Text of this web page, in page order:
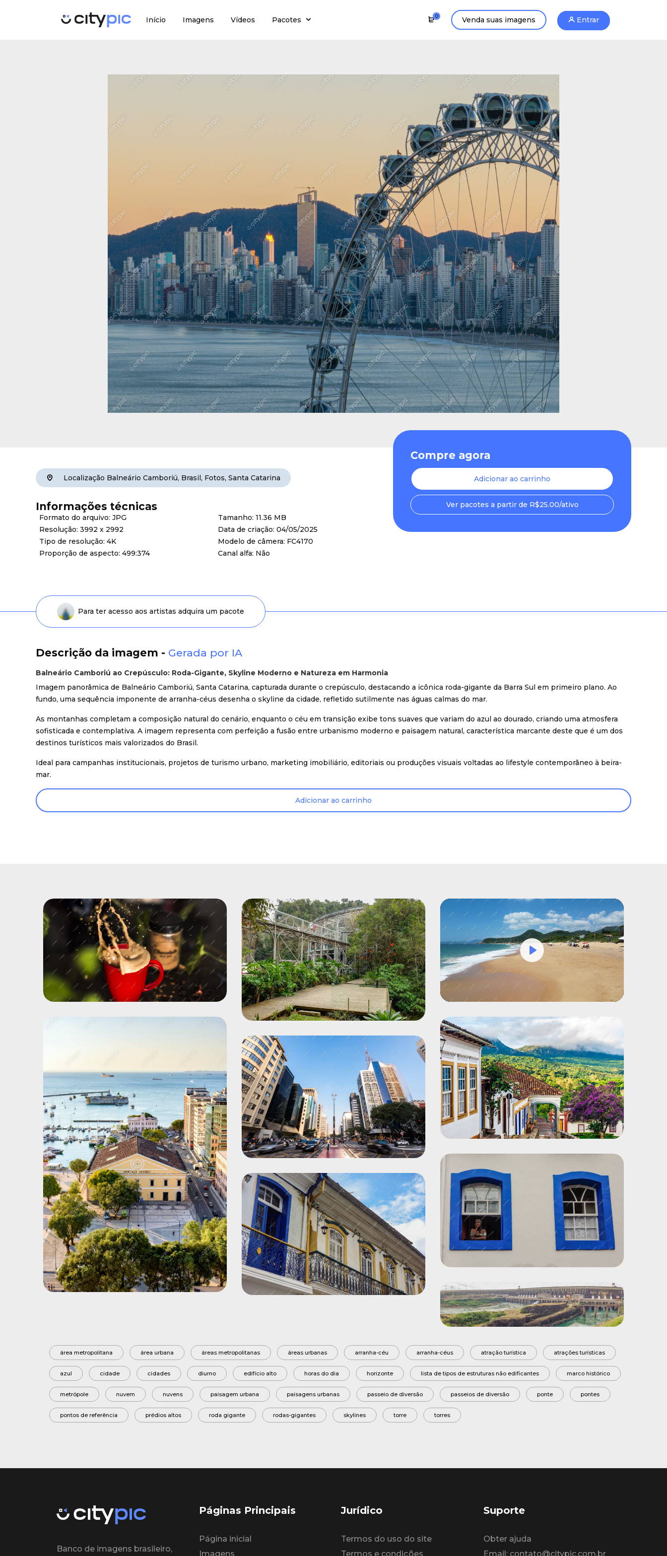
Início Imagens Vídeos Pacotes 0 Venda suas imagens Entrar
Localização Balneário Camboriú, Brasil, Fotos, Santa Catarina
Informações técnicas
Formato do arquivo: JPG
Resolução: 3992 x 2992
Tipo de resolução: 4K
Proporção de aspecto: 499:374
Tamanho: 11.36 MB
Data de criação: 04/05/2025
Modelo de câmera: FC4170
Canal alfa: Não
Compre agora
Adicionar ao carrinho
Ver pacotes a partir de R$25.00/ativo
Para ter acesso aos artistas adquira um pacote
Descrição da imagem - Gerada por IA
Balneário Camboriú ao Crepúsculo: Roda-Gigante, Skyline Moderno e Natureza em Harmonia
Imagem panorâmica de Balneário Camboriú, Santa Catarina, capturada durante o crepúsculo, destacando a icônica roda-gigante da Barra Sul em primeiro plano. Ao
fundo, uma sequência imponente de arranha-céus desenha o skyline da cidade, refletido sutilmente nas águas calmas do mar.
As montanhas completam a composição natural do cenário, enquanto o céu em transição exibe tons suaves que variam do azul ao dourado, criando uma atmosfera
sofisticada e contemplativa. A imagem representa com perfeição a fusão entre urbanismo moderno e paisagem natural, característica marcante deste que é um dos
destinos turísticos mais valorizados do Brasil.
Ideal para campanhas institucionais, projetos de turismo urbano, marketing imobiliário, editoriais ou produções visuais voltadas ao lifestyle contemporâneo à beira-
mar.
Adicionar ao carrinho
Mute Settings
Play
área metropolitana área urbana áreas metropolitanas áreas urbanas arranha-céu arranha-céus atração turística atrações turísticas
azul cidade cidades diurno edifício alto horas do dia horizonte lista de tipos de estruturas não edificantes marco histórico
metrópole nuvem nuvens paisagem urbana paisagens urbanas passeio de diversão passeios de diversão ponte pontes
pontos de referência prédios altos roda gigante rodas-gigantes skylines torre torres
Banco de imagens brasileiro,
Páginas Principais
Página inicial
Imagens
Jurídico
Termos do uso do site
Termos e condições
Suporte
Obter ajuda
Email: contato@citypic.com.br